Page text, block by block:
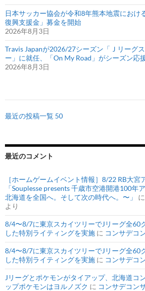
日本サッカー協会が令和8年熊本地震におけ
復興支援金」募金を開始
2026年8月3日
Travis Japanが2026/27シーズン「Ｊリーグ
ー」に就任、「On My Road」がシーズン応
2026年8月3日
最近の投稿一覧 50
最近のコメント
［ホームゲームイベント情報］8/22 RB大宮
「Souplesse presents 千歳市空港開港100年
北海道を全国へ。そして次の時代へ。〜」
に
より
8/4〜8/7に東京スカイツリーでJリーグ全60
した特別ライティングを実施 に コンサデコ
8/4〜8/7に東京スカイツリーでJリーグ全60
した特別ライティングを実施 に コンサデコ
Jリーグとポケモンがタイアップ、北海道コ
ップポケモンはヨルノズク に コンサデコン